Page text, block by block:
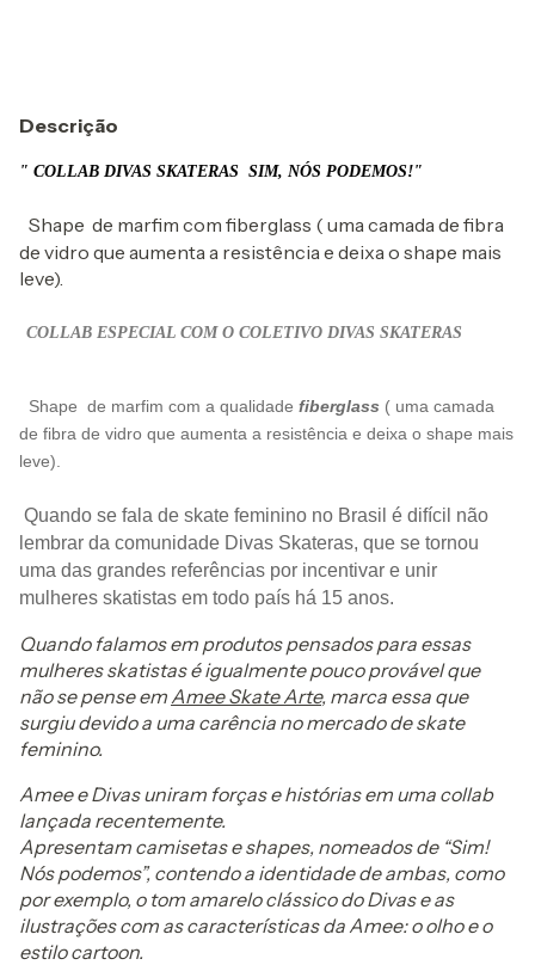
Descrição
" COLLAB DIVAS SKATERAS SIM, NÓS PODEMOS!"
Shape de marfim com fiberglass ( uma camada de fibra
de vidro que aumenta a resistência e deixa o shape mais
leve).
COLLAB ESPECIAL COM O COLETIVO DIVAS SKATERAS
Shape de marfim com a qualidade fiberglass ( uma camada
de fibra de vidro que aumenta a resistência e deixa o shape mais
leve).
Quando se fala de skate feminino no Brasil é difícil não
lembrar da comunidade Divas Skateras, que se tornou
uma das grandes referências por incentivar e unir
mulheres skatistas em todo país há 15 anos.
Quando falamos em produtos pensados para essas
mulheres skatistas é igualmente pouco provável que
não se pense emAmee Skate Arte, marca essa que
surgiu devido a uma carência no mercado de skate
feminino.
Amee e Divas uniram forças e histórias em uma collab
lançada recentemente.
Apresentam camisetas e shapes, nomeados de “Sim!
Nós podemos”, contendo a identidade de ambas, como
por exemplo, o tom amarelo clássico do Divas e as
ilustrações com as características da Amee: o olho e o
estilo cartoon.